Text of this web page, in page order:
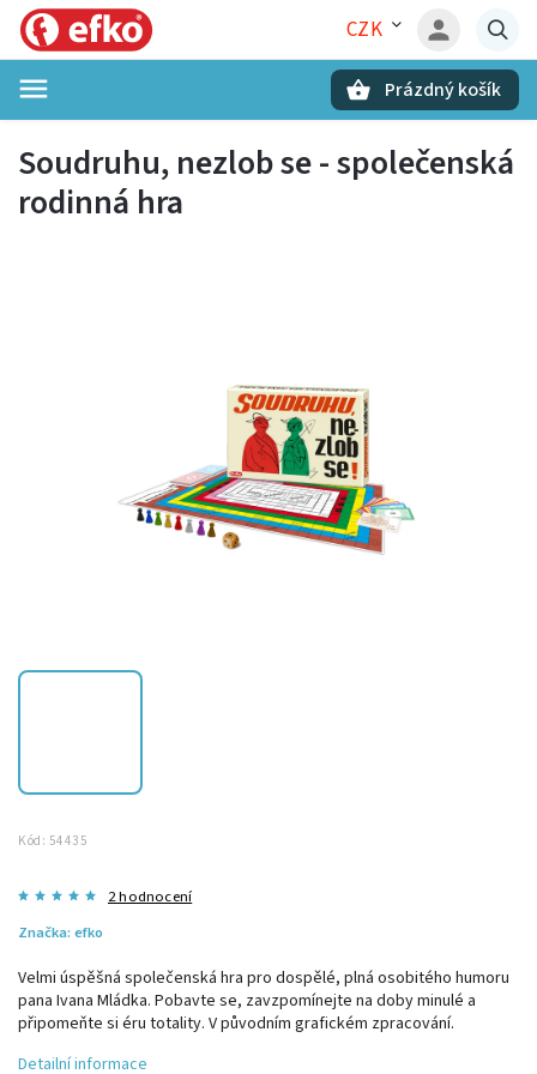
CZK
Prázdný košík
Soudruhu, nezlob se - společenská
rodinná hra
Kód: 54435
2 hodnocení
Značka: efko
Velmi úspěšná společenská hra pro dospělé, plná osobitého humoru
pana Ivana Mládka. Pobavte se, zavzpomínejte na doby minulé a
připomeňte si éru totality. V původním grafickém zpracování.
Detailní informace